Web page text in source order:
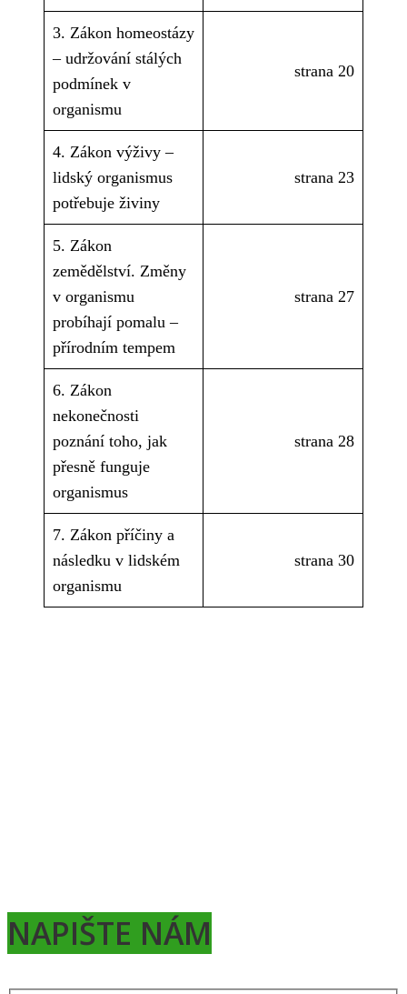
3. Zákon homeostázy
– udržování stálých
podmínek v
organismu
strana 20
4. Zákon výživy –
lidský organismus
potřebuje živiny
strana 23
5. Zákon
zemědělství. Změny
v organismu
probíhají pomalu –
přírodním tempem
strana 27
6. Zákon
nekonečnosti
poznání toho, jak
přesně funguje
organismus
strana 28
7. Zákon příčiny a
následku v lidském
organismu
strana 30
NAPIŠTE NÁM